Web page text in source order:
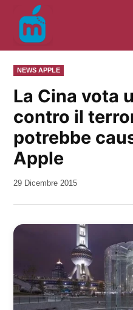
contenuto
PUBBLICATO
IN
NEWS APPLE
La Cina vota
contro il
potrebbe
Apple
da
29 Dicembre 2015